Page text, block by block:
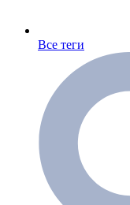
Все теги